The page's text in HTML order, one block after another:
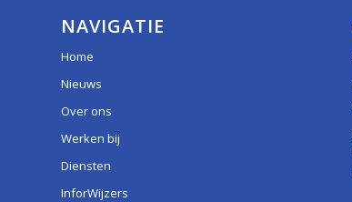
NAVIGATIE
Home
Nieuws
Over ons
Werken bij
Diensten
InforWijzers